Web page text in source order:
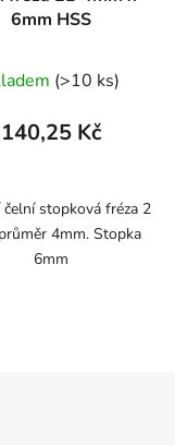
6mm HSS
(>10 ks)
140,25 Kč
stopková fréza 2
4mm. Stopka
6mm